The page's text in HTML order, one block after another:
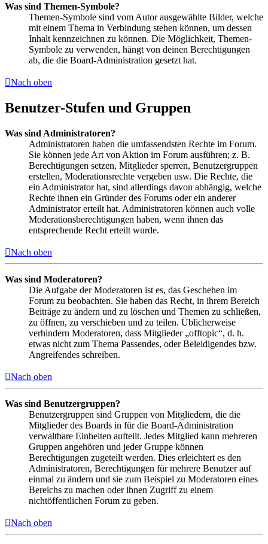
Was sind Themen-Symbole?
Themen-Symbole sind vom Autor ausgewählte Bilder, welche
mit einem Thema in Verbindung stehen können, um dessen
Inhalt kennzeichnen zu können. Die Möglichkeit, Themen-
Symbole zu verwenden, hängt von deinen Berechtigungen
ab, die die Board-Administration gesetzt hat.
Nach oben
Benutzer-Stufen und Gruppen
Was sind Administratoren?
Administratoren haben die umfassendsten Rechte im Forum.
Sie können jede Art von Aktion im Forum ausführen; z. B.
Berechtigungen setzen, Mitglieder sperren, Benutzergruppen
erstellen, Moderationsrechte vergeben usw. Die Rechte, die
ein Administrator hat, sind allerdings davon abhängig, welche
Rechte ihnen ein Gründer des Forums oder ein anderer
Administrator erteilt hat. Administratoren können auch volle
Moderationsberechtigungen haben, wenn ihnen das
entsprechende Recht erteilt wurde.
Nach oben
Was sind Moderatoren?
Die Aufgabe der Moderatoren ist es, das Geschehen im
Forum zu beobachten. Sie haben das Recht, in ihrem Bereich
Beiträge zu ändern und zu löschen und Themen zu schließen,
zu öffnen, zu verschieben und zu teilen. Üblicherweise
verhindern Moderatoren, dass Mitglieder „offtopic“, d. h.
etwas nicht zum Thema Passendes, oder Beleidigendes bzw.
Angreifendes schreiben.
Nach oben
Was sind Benutzergruppen?
Benutzergruppen sind Gruppen von Mitgliedern, die die
Mitglieder des Boards in für die Board-Administration
verwaltbare Einheiten aufteilt. Jedes Mitglied kann mehreren
Gruppen angehören und jeder Gruppe können
Berechtigungen zugeteilt werden. Dies erleichtert es den
Administratoren, Berechtigungen für mehrere Benutzer auf
einmal zu ändern und sie zum Beispiel zu Moderatoren eines
Bereichs zu machen oder ihnen Zugriff zu einem
nichtöffentlichen Forum zu geben.
Nach oben